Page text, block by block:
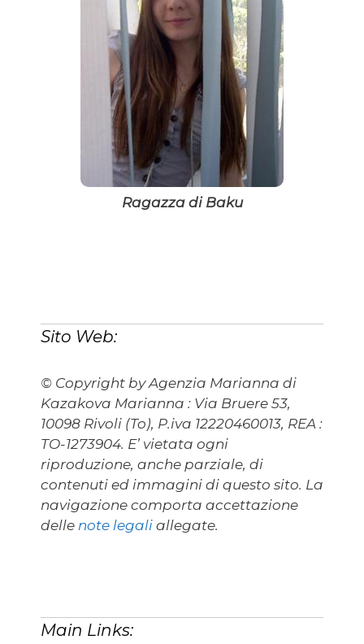
Ragazza di Baku
Sito Web:
© Copyright by Agenzia Marianna di
Kazakova Marianna : Via Bruere 53,
10098 Rivoli (To), P.iva 12220460013, REA :
TO-1273904. E’ vietata ogni
riproduzione, anche parziale, di
contenuti ed immagini di questo sito. La
navigazione comporta accettazione
delle note legali allegate.
Main Links: